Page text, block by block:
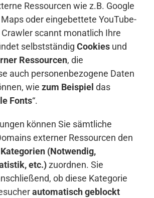
Ressourcen wie z.B. Google
oder eingebettete YouTube-
scannt monatlich Ihre
selbstständig Cookies und
Ressourcen, die
auch personenbezogene Daten
wie zum Beispiel das
Fonts“.
können Sie sämtliche
externer Ressourcen den
Kategorien (Notwendig,
etc.)zuordnen. Sie
ob diese Kategorie
automatisch geblockt